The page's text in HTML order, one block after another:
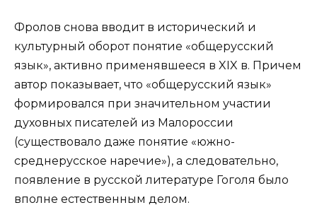
Фролов снова вводит в исторический и
культурный оборот понятие «общерусский
язык», активно применявшееся в XIX в. Причем
автор показывает, что «общерусский язык»
формировался при значительном участии
духовных писателей из Малороссии
(существовало даже понятие «южно-
среднерусское наречие»), а следовательно,
появление в русской литературе Гоголя было
вполне естественным делом.